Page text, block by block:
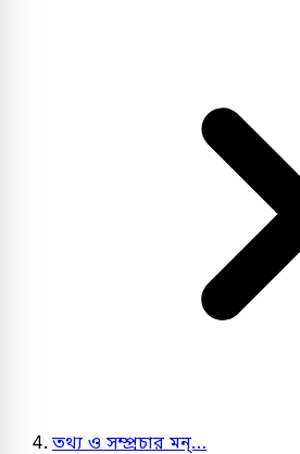
তথ্য ও সম্প্রচার মন্…